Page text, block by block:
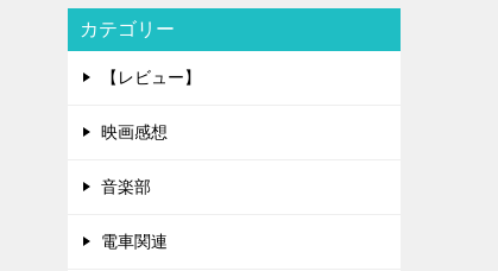
カテゴリー
【レビュー】
映画感想
音楽部
電車関連